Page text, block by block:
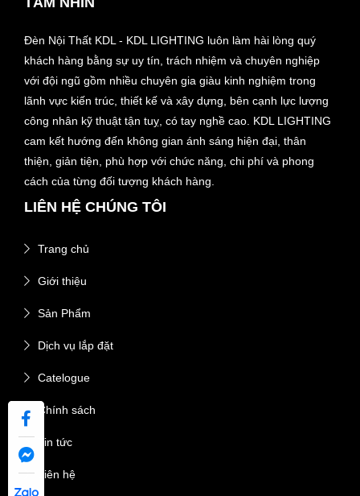
Đèn Nội Thất KDL - KDL LIGHTING luôn làm hài lòng quý
khách hàng bằng sự uy tín, trách nhiệm và chuyên nghiệp
với đội ngũ gồm nhiều chuyên gia giàu kinh nghiệm trong
lãnh vực kiến trúc, thiết kế và xây dựng, bên cạnh lực lượng
công nhân kỹ thuật tận tuỵ, có tay nghề cao. KDL LIGHTING
cam kết hướng đến không gian ánh sáng hiện đại, thân
thiện, giản tiện, phù hợp với chức năng, chi phí và phong
cách của từng đối tượng khách hàng.
LIÊN HỆ CHÚNG TÔI
Trang chủ
Giới thiệu
Sản Phẩm
Dịch vụ lắp đặt
Catelogue
Chính sách
Tin tức
Liên hệ